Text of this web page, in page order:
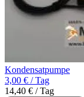
Kondensatpumpe
3,00 € / Tag
14,40 € / Tag